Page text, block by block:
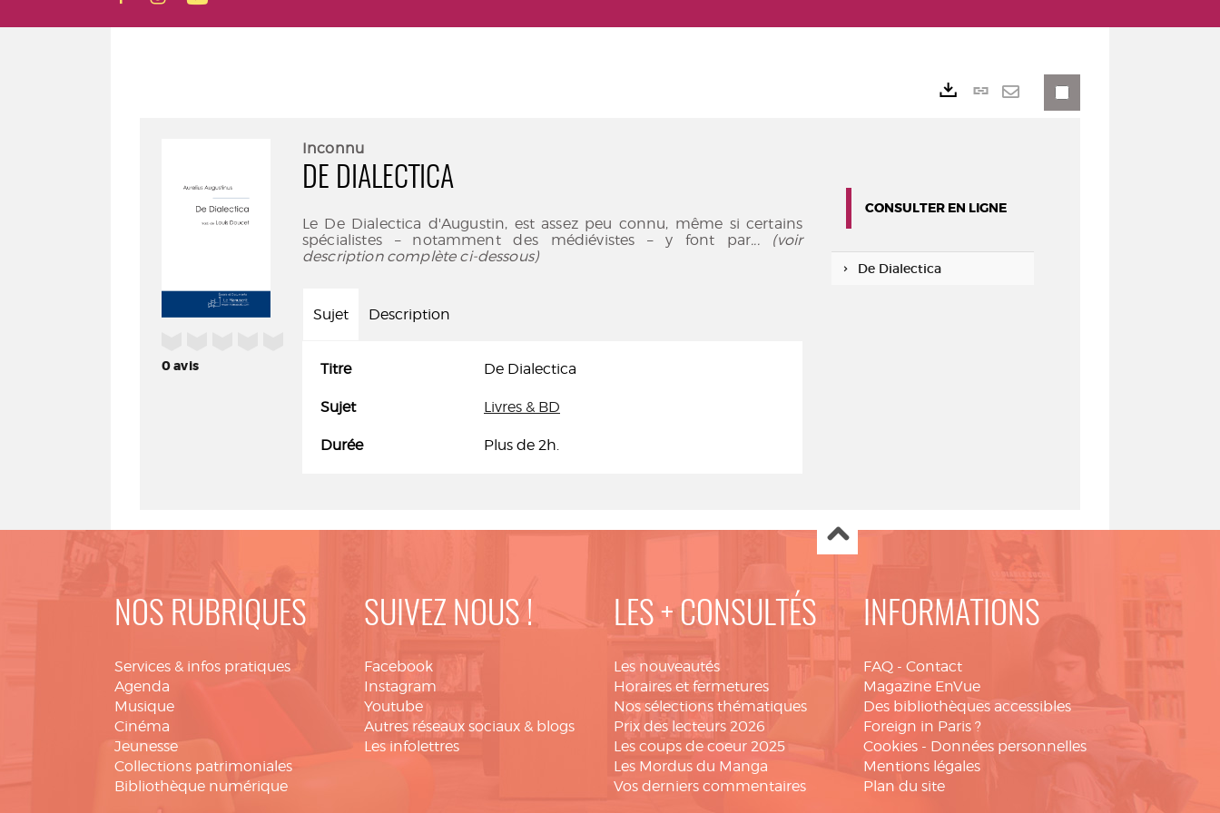
0avis
Inconnu
DE DIALECTICA
Le De Dialectica d'Augustin, est assez peu connu, même si certains
spécialistes – notamment des médiévistes – y font par... (voir
description complète ci-dessous)
Sujet Description
Titre De Dialectica
Sujet Livres & BD
Durée Plus de 2h.
Lien
CONSULTER EN LIGNE
De Dialectica
NOS RUBRIQUES
Services & infos pratiques
Agenda
Musique
Cinéma
Jeunesse
Collections patrimoniales
Bibliothèque numérique
SUIVEZ NOUS !
Facebook
Instagram
Youtube
Autres réseaux sociaux & blogs
Les infolettres
LES + CONSULTÉS
Les nouveautés
Horaires et fermetures
Nos sélections thématiques
Prix des lecteurs 2026
Les coups de coeur 2025
Les Mordus du Manga
Vos derniers commentaires
INFORMATIONS
FAQ - Contact
Magazine EnVue
Des bibliothèques accessibles
Foreign in Paris ?
Cookies - Données personnelles
Mentions légales
Plan du site